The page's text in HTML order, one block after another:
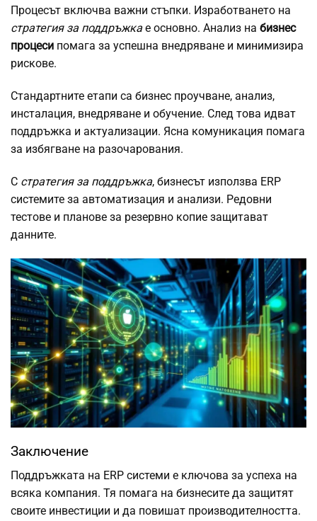
Процесът включва важни стъпки. Изработването на
стратегия за поддръжкае основно. Анализ на бизнес
процеси помага за успешна внедряване и минимизира
рискове.
Стандартните етапи са бизнес проучване, анализ,
инсталация, внедряване и обучение. След това идват
поддръжка и актуализации. Ясна комуникация помага
за избягване на разочарования.
С стратегия за поддръжка, бизнесът използва ERP
системите за автоматизация и анализи. Редовни
тестове и планове за резервно копие защитават
данните.
Заключение
Поддръжката на ERP системи е ключова за успеха на
всяка компания. Тя помага на бизнесите да защитят
своите инвестиции и да повишат производителността.